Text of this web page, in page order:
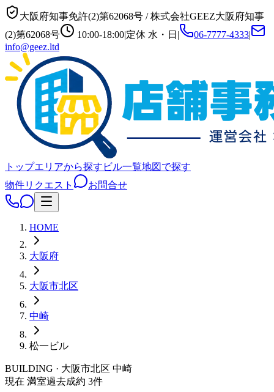
大阪府知事免許(2)第62068号 /株式会社GEEZ大阪府知事
(2)第62068号
10:00-18:00|定休 水・日 | 06-7777-4333|
info@geez.ltd
トップエリアから探す ビル一覧地図で探す
物件リクエスト
お問合せ
HOME
大阪府
大阪市北区
中崎
松一ビル
BUILDING · 大阪市北区 中崎
現在 満室過去成約 3件